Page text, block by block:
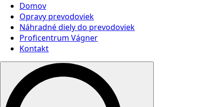
Domov
Opravy prevodoviek
Náhradné diely do prevodoviek
Proficentrum Vágner
Kontakt